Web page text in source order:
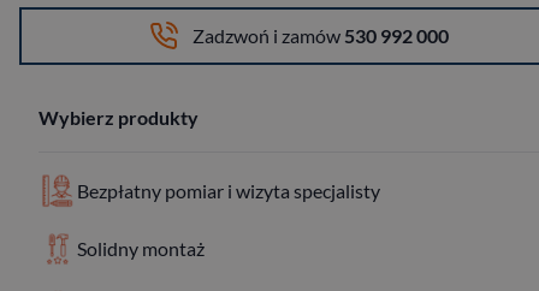
Zadzwoń i zamów 530 992 000
Wybierz produkty
Bezpłatny pomiar i wizyta specjalisty
Solidny montaż